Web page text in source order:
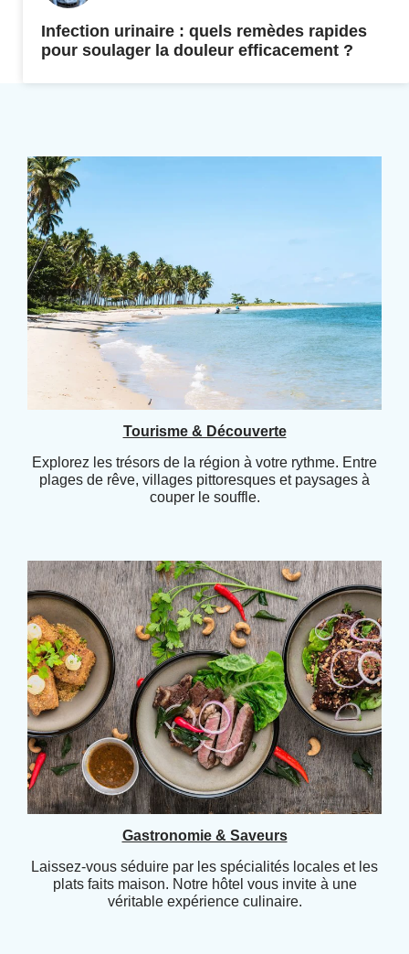
Infection urinaire : quels remèdes rapides
pour soulager la douleur efficacement ?
Tourisme & Découverte
Explorez les trésors de la région à votre rythme. Entre
plages de rêve, villages pittoresques et paysages à
couper le souffle.
Gastronomie & Saveurs
Laissez-vous séduire par les spécialités locales et les
plats faits maison. Notre hôtel vous invite à une
véritable expérience culinaire.